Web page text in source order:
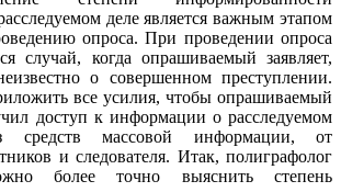
деле является важным этапом
опроса. При проведении опроса
случай, когда опрашиваемый заявляет,
о совершенном преступлении.
все усилия, чтобы опрашиваемый
доступ к информации о расследуемом
средств массовой информации, от
и следователя. Итак, полиграфолог
более точно выяснить степень